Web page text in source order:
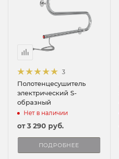
3
Полотенцесушитель
электрический S-
образный
Нет в наличии
от3 290 руб.
ПОДРОБНЕЕ